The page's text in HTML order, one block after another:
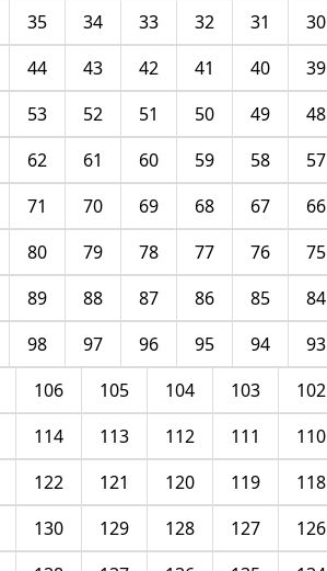
30
31
32
33
34
35
39
40
41
42
43
44
48
49
50
51
52
53
57
58
59
60
61
62
66
67
68
69
70
71
75
76
77
78
79
80
84
85
86
87
88
89
93
94
95
96
97
98
102
103
104
105
106
110
111
112
113
114
118
119
120
121
122
126
127
128
129
130